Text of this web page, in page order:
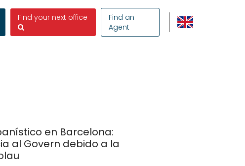
Find your next office
Find an
Agent
en Barcelona:
al Govern debido a la